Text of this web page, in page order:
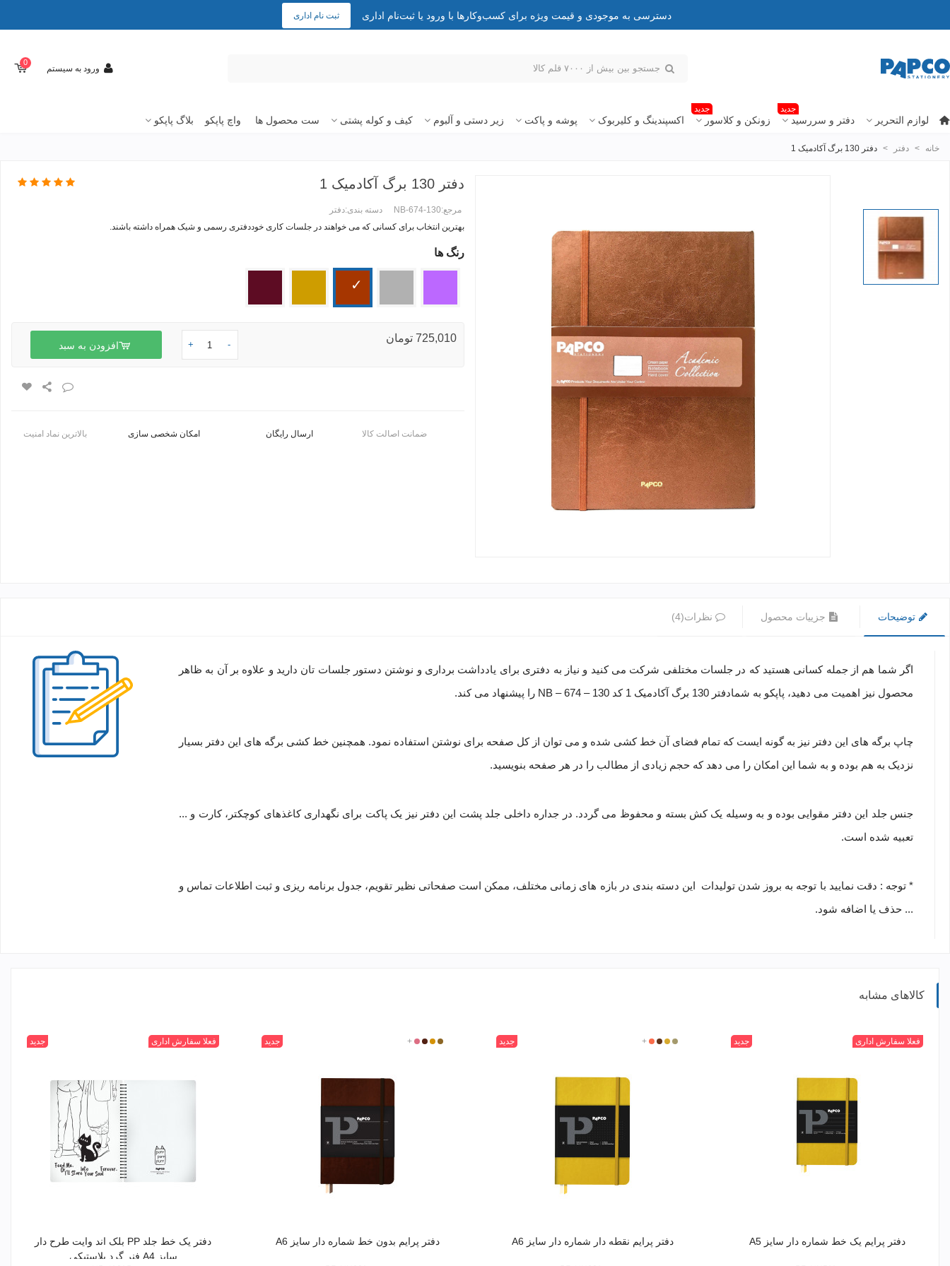
دسترسی به موجودی و قیمت ویژه برای کسب‌وکارها با ورود یا ثبت‌نام اداری ثبت نام اداری
ورود به سیستم
0
لوازم التحریر دفتر و سررسید
جدید
زونکن و کلاسور
جدید
اکسپندینگ و کلیربوک پوشه و پاکت زیر دستی و آلبوم کیف و کوله پشتی ست محصول ها واچ پاپکو بلاگ پاپکو
خانه > دفتر > دفتر 130 برگ آکادمیک 1
دفتر 130 برگ آکادمیک 1
مرجع:NB-674-130 دسته بندی:دفتر
بهترین انتخاب برای کسانی که می خواهند در جلسات کاری خوددفتری رسمی و شیک همراه داشته باشند.
ادامه مطلب +
رنگ ها
725,010 تومان
-
+ افزودن به سبد
ضمانت اصالت کالا ارسال رایگان امکان شخصی سازی بالاترین نماد امنیت
توضیحات جزییات محصول نظرات(4)
اگر شما هم از جمله کسانی هستید که در جلسات مختلفی شرکت می کنید و نیاز به دفتری برای یادداشت برداری و نوشتن دستور جلسات تان دارید و علاوه بر آن به ظاهر
محصول نیز اهمیت می دهید، پاپکو به شمادفتر 130 برگ آکادمیک 1 کد NB – 674 – 130 را پیشنهاد می کند.
چاپ برگه های این دفتر نیز به گونه ایست که تمام فضای آن خط کشی شده و می توان از کل صفحه برای نوشتن استفاده نمود. همچنین خط کشی برگه های این دفتر بسیار
نزدیک به هم بوده و به شما این امکان را می دهد که حجم زیادی از مطالب را در هر صفحه بنویسید.
جنس جلد این دفتر مقوایی بوده و به وسیله یک کش بسته و محفوظ می گردد. در جداره داخلی جلد پشت این دفتر نیز یک پاکت برای نگهداری کاغذهای کوچکتر، کارت و ...
تعبیه شده است.
* توجه : دقت نمایید با توجه به بروز شدن تولیدات این دسته بندی در بازه های زمانی مختلف، ممکن است صفحاتی نظیر تقویم، جدول برنامه ریزی و ثبت اطلاعات تماس و
... حذف یا اضافه شود.
کالاهای مشابه
315
400
520
601
+ جدید فعلا سفارش اداری
دفتر پرایم یک خط شماره دار سایز A5
320
400
450
462
+ جدید
دفتر پرایم نقطه دار شماره دار سایز A6
031
315
360
501
+ جدید
دفتر پرایم بدون خط شماره دار سایز A6
سفید
مشکی
جدید فعلا سفارش اداری
دفتر یک خط جلد PP بلک اند وایت طرح دار
سایز A4 فنر گرد پلاستیکی